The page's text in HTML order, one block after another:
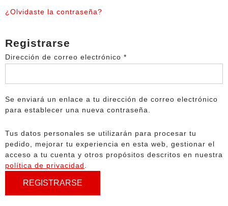
¿Olvidaste la contraseña?
Registrarse
Dirección de correo electrónico *
Se enviará un enlace a tu dirección de correo electrónico
para establecer una nueva contraseña.
Tus datos personales se utilizarán para procesar tu
pedido, mejorar tu experiencia en esta web, gestionar el
acceso a tu cuenta y otros propósitos descritos en nuestra
política de privacidad
REGISTRARSE